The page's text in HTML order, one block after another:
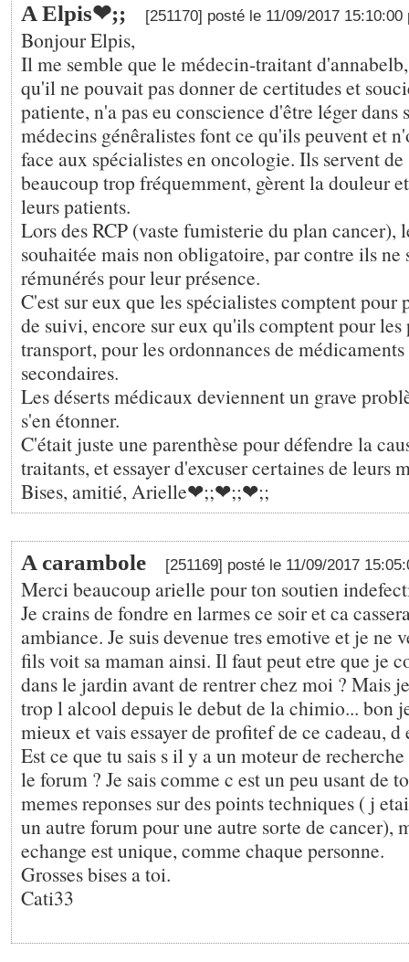
A Elpis❤;️; [251170] posté le 11/09/2017 15:10:00
Bonjour Elpis,
Il me semble que le médecin-traitant
qu'il ne pouvait pas donner de certitudes et
patiente, n'a pas eu conscience d'être léger dans
médecins génêralistes font ce qu'ils peuvent et
face aux spécialistes en oncologie. Ils servent
beaucoup trop fréquemment, gèrent la douleur
leurs patients.
Lors des RCP (vaste fumisterie du plan cancer),
souhaitée mais non obligatoire, par contre ils ne
rémunérés pour leur présence.
C'est sur eux que les spécialistes comptent pour
de suivi, encore sur eux qu'ils comptent pour les
transport, pour les ordonnances de
secondaires.
Les déserts médicaux deviennent un grave
s'en étonner.
C'était juste une parenthèse pour défendre la
traitants, et essayer d'excuser certaines de leurs
Bises, amitié, Arielle❤;️;❤;️;❤;️;
A carambole [251169] posté le 11/09/2017
Merci beaucoup arielle pour ton soutien
Je crains de fondre en larmes ce soir et ca
ambiance. Je suis devenue tres emotive et je ne
fils voit sa maman ainsi. Il faut peut etre que je
dans le jardin avant de rentrer chez moi ? Mais
trop l alcool depuis le debut de la chimio... bon
mieux et vais essayer de profitef de ce cadeau,
Est ce que tu sais s il y a un moteur de
le forum ? Je sais comme c est un peu usant de
memes reponses sur des points techniques ( j
un autre forum pour une autre sorte de cancer),
echange est unique, comme chaque personne.
Grosses bises a toi.
Cati33